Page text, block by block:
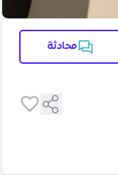
محادثة